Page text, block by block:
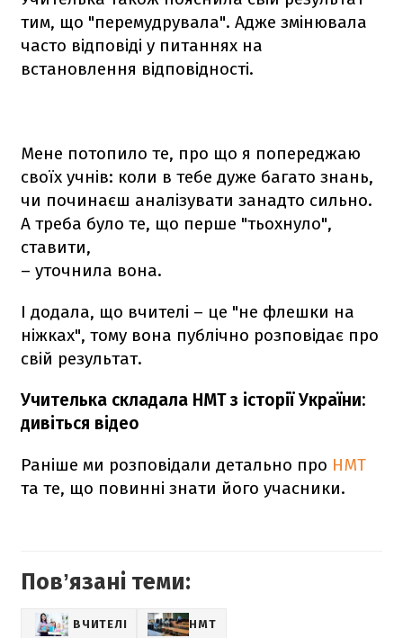
тим, що "перемудрувала". Адже змінювала
часто відповіді у питаннях на
встановлення відповідності.
Мене потопило те, про що я попереджаю
своїх учнів: коли в тебе дуже багато знань,
чи починаєш аналізувати занадто сильно.
А треба було те, що перше "тьохнуло",
ставити,
– уточнила вона.
І додала, що вчителі – це "не флешки на
ніжках", тому вона публічно розповідає про
свій результат.
Учителька складала НМТ з історії України:
дивіться відео
Раніше ми розповідали детально про НМТ
та те, що повинні знати його учасники.
Повʼязані теми:
ВЧИТЕЛІ НМТ